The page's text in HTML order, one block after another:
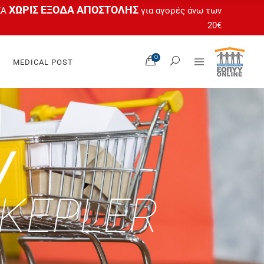
ΧΩΡΙΣ ΕΞΟΔΑ ΑΠΟΣΤΟΛΗΣ για αγορές άνω των
20€
Όλα Τα Προϊόντα
Ο Λογαριασμός Μου
Καλάθι
Ταμείο
Άτοκες Δόσεις
MEDICAL POST
0
Όλα Τα Προϊόντα
Καλάθι
Ταμείο
Άτοκες Δόσεις